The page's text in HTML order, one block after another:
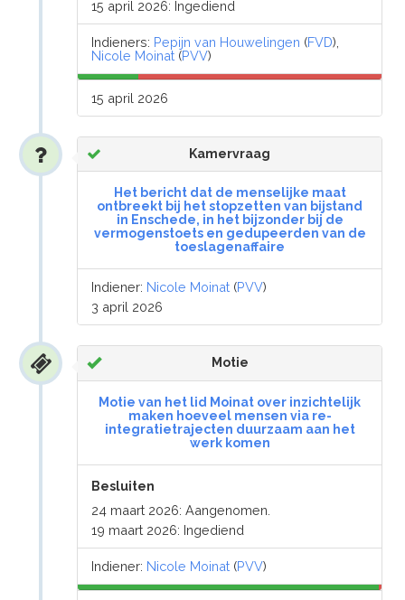
15 april 2026: Ingediend
Indieners: Pepijn van Houwelingen (FVD),
Nicole Moinat (PVV)
15 april 2026
Kamervraag
Het bericht dat de menselijke maat
ontbreekt bij het stopzetten van bijstand
in Enschede, in het bijzonder bij de
vermogenstoets en gedupeerden van de
toeslagenaffaire
Indiener: Nicole Moinat (PVV)
3 april 2026
Motie
Motie van het lid Moinat over inzichtelijk
maken hoeveel mensen via re-
integratietrajecten duurzaam aan het
werk komen
Besluiten
24 maart 2026: Aangenomen.
19 maart 2026: Ingediend
Indiener: Nicole Moinat (PVV)